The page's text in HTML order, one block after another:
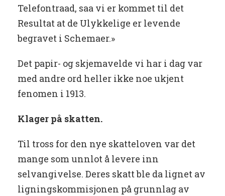
Telefontraad, saa vi er kommet til det
Resultat at de Ulykkelige er levende
begravet i Schemaer.»
Det papir- og skjemavelde vi har i dag var
med andre ord heller ikke noe ukjent
fenomen i 1913.
Klager på skatten.
Til tross for den nye skatteloven var det
mange som unnlot å levere inn
selvangivelse. Deres skatt ble da lignet av
ligningskommisjonen på grunnlag av